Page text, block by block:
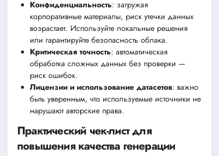
Конфиденциальность: загружая
корпоративные материалы, риск утечки данных
возрастает. Используйте локальные решения
или гарантируйте безопасность облака.
Критическая точность: автоматическая
обработка сложных данных без проверки —
риск ошибок.
Лицензии и использование датасетов: важно
быть уверенным, что используемые источники не
нарушают авторские права.
Практический чек-лист для
повышения качества генерации